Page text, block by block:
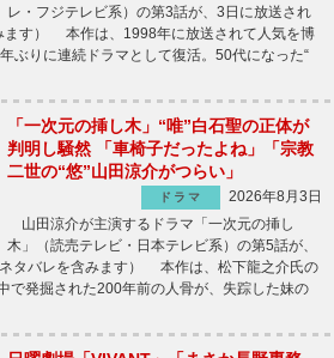
レ・フジテレビ系）の第3話が、3日に放送され
ます） 本作は、1998年に放送されて人気を博
ぶりに連続ドラマとして復活。50代になった“
「一次元の挿し木」“唯”白石聖の正体が
判明し騒然 「車椅子だったよね」「宗教
二世の“悠”山田涼介がつらい」
ドラマ
2026年8月3日
山田涼介が主演するドラマ「一次元の挿し
木」（読売テレビ・日本テレビ系）の第5話が、
タバレを含みます） 本作は、松下龍之介氏の
で発掘された200年前の人骨が、失踪した妹の